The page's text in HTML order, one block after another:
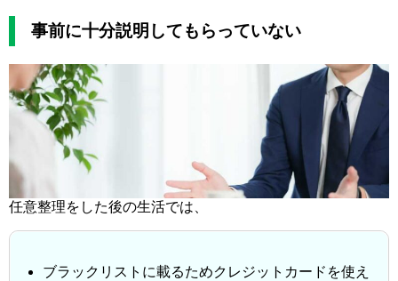
事前に十分説明してもらっていない
任意整理をした後の生活では、
ブラックリストに載るためクレジットカードを使え